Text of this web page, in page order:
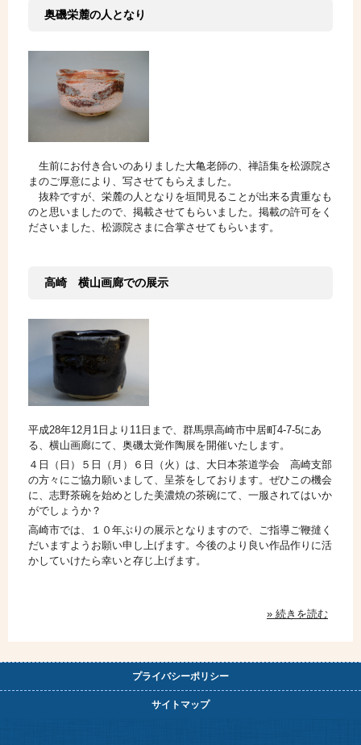
奥磯栄麓の人となり
生前にお付き合いのありました大亀老師の、禅語集を松源院さ
まのご厚意により、写させてもらえました。
抜粋ですが、栄麓の人となりを垣間見ることが出来る貴重なも
のと思いましたので、掲載させてもらいました。掲載の許可をく
ださいました、松源院さまに合掌させてもらいます。
高崎 横山画廊での展示
平成28年12月1日より11日まで、群馬県高崎市中居町4-7-5にあ
る、横山画廊にて、奥磯太覚作陶展を開催いたします。
４日（日）５日（月）６日（火）は、大日本茶道学会 高崎支部
の方々にご協力願いまして、呈茶をしております。ぜひこの機会
に、志野茶碗を始めとした美濃焼の茶碗にて、一服されてはいか
がでしょうか？
高崎市では、１０年ぶりの展示となりますので、ご指導ご鞭撻く
だいますようお願い申し上げます。今後のより良い作品作りに活
かしていけたら幸いと存じ上げます。
» 続きを読む
プライバシーポリシー
サイトマップ